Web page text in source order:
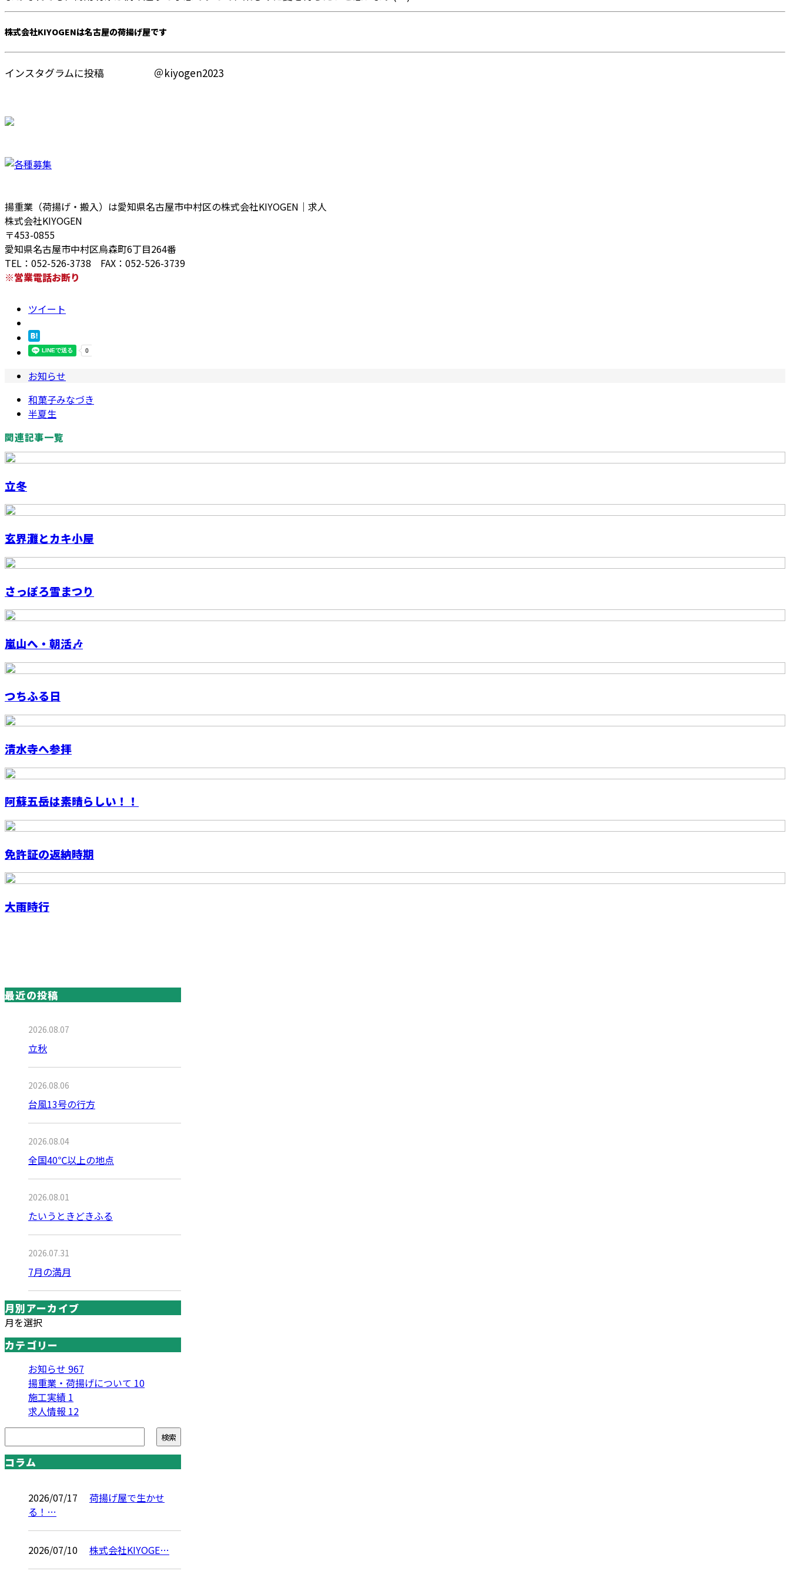
株式会社KIYOGENは名古屋の荷揚げ屋です
インスタグラムに投稿 ＠kiyogen2023
揚重業（荷揚げ・搬入）は愛知県名古屋市中村区の株式会社KIYOGEN｜求人
株式会社KIYOGEN
〒453-0855
愛知県名古屋市中村区烏森町6丁目264番
TEL：052-526-3738 FAX：052-526-3739
※営業電話お断り
ツイート
お知らせ
和菓子みなづき
半夏生
関連記事一覧
立冬
玄界灘とカキ小屋
さっぽろ雪まつり
嵐山へ・朝活🎶
つちふる日
清水寺へ参拝
阿蘇五岳は素晴らしい！！
免許証の返納時期
大雨時行
最近の投稿
2026.08.07
立秋
2026.08.06
台風13号の行方
2026.08.04
全国40℃以上の地点
2026.08.01
たいうときどきふる
2026.07.31
7月の満月
月別アーカイブ
月を選択
カテゴリー
お知らせ 967
揚重業・荷揚げについて 10
施工実績 1
求人情報 12
コラム
2026/07/17
荷揚げ屋で生かせ
る！…
2026/07/10 株式会社KIYOGE…